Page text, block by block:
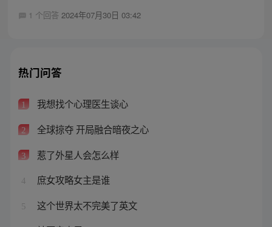
1 个回答 2024年07月30日 03:42
热门问答
1 我想找个心理医生谈心
2 全球掠夺 开局融合暗夜之心
3 惹了外星人会怎么样
4 庶女攻略女主是谁
5 这个世界太不完美了英文